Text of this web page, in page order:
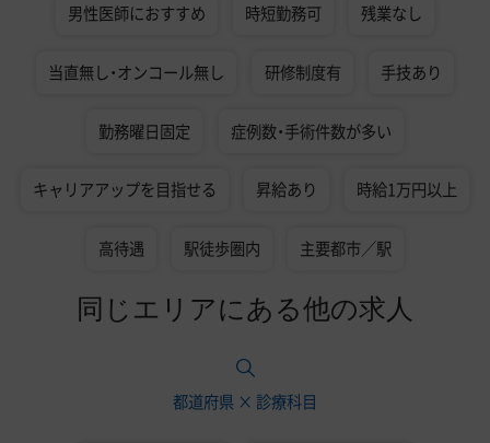
男性医師におすすめ 時短勤務可 残業なし
当直無し・オンコール無し 研修制度有 手技あり
勤務曜日固定 症例数・手術件数が多い
キャリアアップを目指せる 昇給あり 時給1万円以上
高待遇 駅徒歩圏内 主要都市／駅
同じエリアにある他の求人
都道府県 × 診療科目